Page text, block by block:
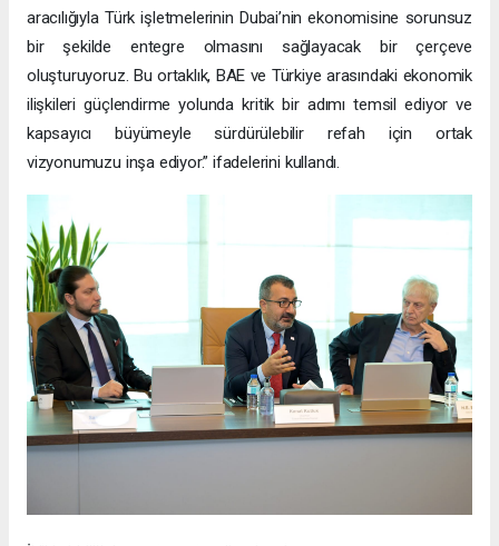
aracılığıyla Türk işletmelerinin Dubai’nin ekonomisine sorunsuz
bir şekilde entegre olmasını sağlayacak bir çerçeve
oluşturuyoruz. Bu ortaklık, BAE ve Türkiye arasındaki ekonomik
ilişkileri güçlendirme yolunda kritik bir adımı temsil ediyor ve
kapsayıcı büyümeyle sürdürülebilir refah için ortak
vizyonumuzu inşa ediyor.” ifadelerini kullandı.